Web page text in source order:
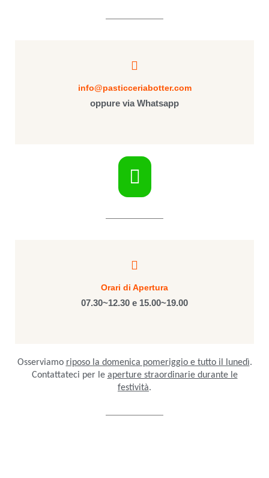
info@pasticceriabotter.com
oppure via Whatsapp
Orari di Apertura
07.30~12.30 e 15.00~19.00
Osserviamo riposo la domenica pomeriggio e tutto il lunedì.
Contattateci per le aperture straordinarie durante le
festività.